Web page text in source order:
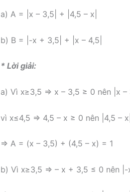
a) A = |x – 3,5| + |4,5 – x|
b) B = |-x + 3,5| + |x – 4,5|
* Lời giải:
a) Vì x≥3,5 ⇒ x – 3,5 ≥ 0 nên |x –
vì x≤4,5 ⇒ 4,5 – x ≥ 0 nên |4,5 –
⇒ A = (x – 3,5) + (4,5 – x) = 1
b) Vì x≥3,5 ⇒ – x + 3,5 ≤ 0 nên